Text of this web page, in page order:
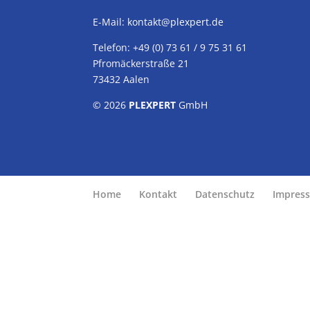
E-Mail: kontakt@plexpert.de
Telefon: +49 (0) 73 61 / 9 75 31 61
Pfromäckerstraße 21
73432 Aalen
© 2026 PLEXPERT GmbH
Home Kontakt Datenschutz